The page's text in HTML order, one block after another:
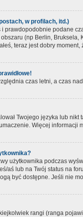
w profilach, itd.)
prawdopodobnie podane
(np Berlin,
teraz jest dobry moment,
czas letni, a czas
Twojego języka lub
Więcej
użytkownika podczas
aś lub na Twój status na
być dostępne. Jeśli nie
rangi (ranga